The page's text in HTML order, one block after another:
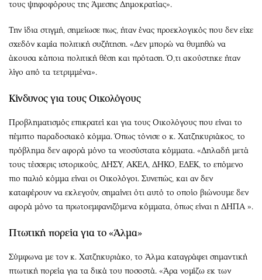
τους ψηφοφόρους της Άμεσης Δημοκρατίας».
Την ίδια στιγμή, σημείωσε πως, ήταν ένας προεκλογικός που δεν είχε
σχεδόν καμία πολιτική συζήτηση. «Δεν μπορώ να θυμηθώ να
άκουσα κάποια πολιτική θέση και πρόταση. Ό,τι ακούστηκε ήταν
λίγο από τα τετριμμένα».
Κίνδυνος για τους Οικολόγους
Προβληματισμός επικρατεί και για τους Οικολόγους που είναι το
πέμπτο παραδοσιακό κόμμα. Όπως τόνισε ο κ. Χατζηκυριάκος, το
πρόβλημα δεν αφορά μόνο τα νεοσύστατα κόμματα. «Δηλαδή μετά
τους τέσσερις ιστορικούς, ΔΗΣΥ, ΑΚΕΛ, ΔΗΚΟ, ΕΔΕΚ, το επόμενο
πιο παλιό κόμμα είναι οι Οικολόγοι. Συνεπώς, και αν δεν
καταφέρουν να εκλεγούν, σημαίνει ότι αυτό το οποίο βιώνουμε δεν
αφορά μόνο τα πρωτοεμφανιζόμενα κόμματα, όπως είναι η ΔΗΠΑ ».
Πτωτική πορεία για το «Άλμα»
Σύμφωνα με τον κ. Χατζηκυριάκο, το Άλμα καταγράφει σημαντική
πτωτική πορεία για τα δικά του ποσοστά. «Άρα νομίζω εκ των